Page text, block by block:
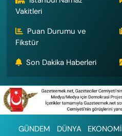
Vakitleri
Puan Durumu ve
Fikstür
Son Dakika Haberleri
GÜNDEM DÜNYA EKONOMİ